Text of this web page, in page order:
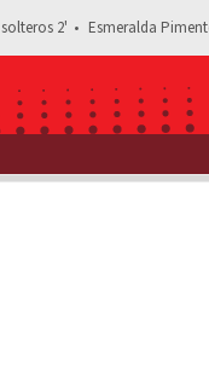
2' Esmeralda
‘Tu flechada está